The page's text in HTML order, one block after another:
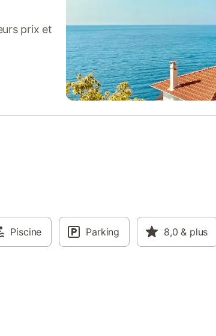
prix et
Piscine Parking 8,0 & plus